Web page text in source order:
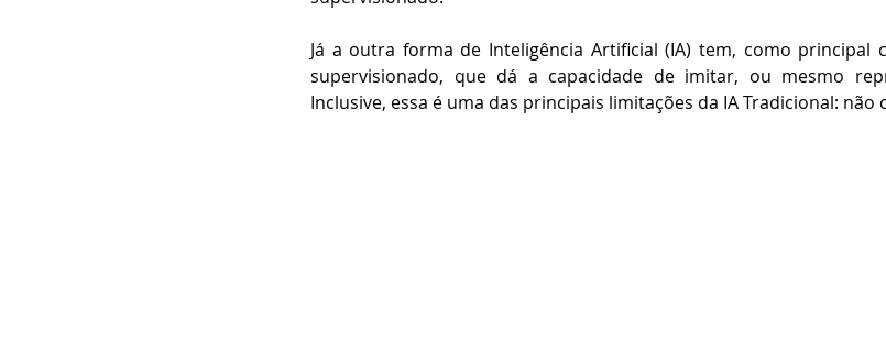
Já a outra forma de Inteligência Artificial (IA) tem, como principal
supervisionado, que dá a capacidade de imitar, ou mesmo
Inclusive, essa é uma das principais limitações da IA Tradicional: